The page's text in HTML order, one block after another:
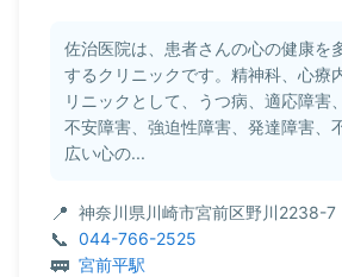
佐治医院は、患者さんの心の健康を
するクリニックです。精神科、心療
リニックとして、うつ病、適応障害
不安障害、強迫性障害、発達障害、
広い心の...
神奈川県川崎市宮前区野川2238-7
044-766-2525
宮前平駅